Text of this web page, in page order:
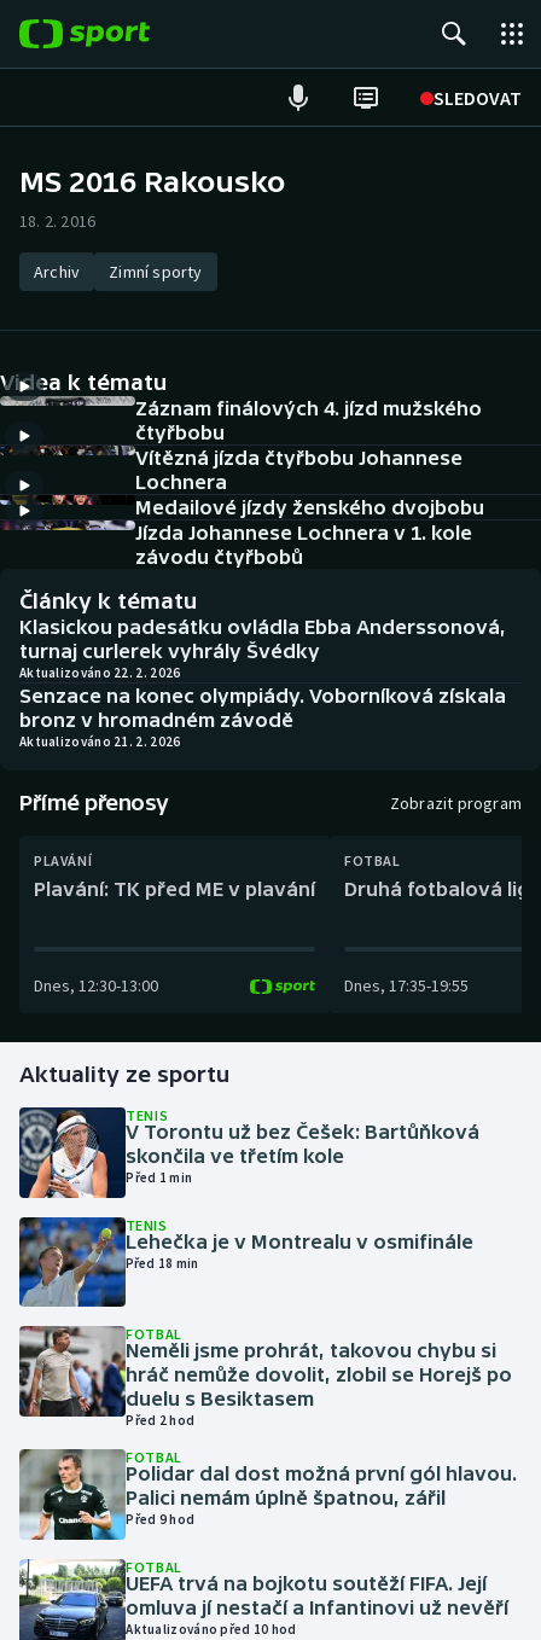
SLEDOVAT
Hokej
Tenis
Atletika
Cyklistika
DALŠÍ SPORTY
Americký fotbal
Baseball a softbal
Basketbal
Biatlon
Boby a skeleton
Box
Curling
Golf
Gymnastika
Házená
Jezdectví
Judo
Krasobruslení
Lyže a snowboard
Moderní pětiboj
Motorsport
NEPŘEHLÉDNĚTE
Historické návraty
Aplikace ČT sport
AZ kvíz
MS 2016 Rakousko
18. 2. 2016
Archiv Zimní sporty
Videa k tématu
Záznam finálových 4. jízd mužského
čtyřbobu
Vítězná jízda čtyřbobu Johannese
Lochnera
Medailové jízdy ženského dvojbobu
Jízda Johannese Lochnera v 1. kole
závodu čtyřbobů
Články k tématu
Klasickou padesátku ovládla Ebba Anderssonová,
turnaj curlerek vyhrály Švédky
Aktualizováno 22. 2. 2026
Senzace na konec olympiády. Voborníková získala
bronz v hromadném závodě
Aktualizováno 21. 2. 2026
Přímé přenosy Zobrazit program
PLAVÁNÍ
Plavání: TK před ME v plavání
Dnes, 12:30-13:00
FOTBAL
Druhá fotbalová
Dnes, 17:35-19:55
Aktuality ze sportu
TENIS
V Torontu už bez Češek: Bartůňková
skončila ve třetím kole
Před 1 min
TENIS
Lehečka je v Montrealu v osmifinále
Před 18 min
FOTBAL
Neměli jsme prohrát, takovou chybu si
hráč nemůže dovolit, zlobil se Horejš po
duelu s Besiktasem
Před 2 hod
FOTBAL
Polidar dal dost možná první gól hlavou.
Palici nemám úplně špatnou, zářil
Před 9 hod
FOTBAL
UEFA trvá na bojkotu soutěží FIFA. Její
omluva jí nestačí a Infantinovi už nevěří
Aktualizováno před 10 hod